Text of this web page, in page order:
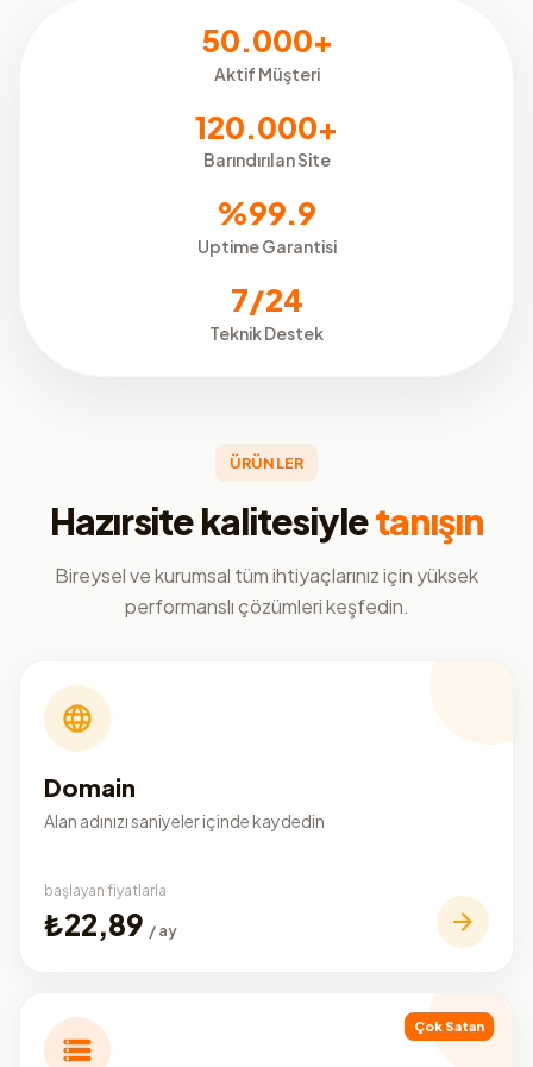
50.000+
Aktif Müşteri
120.000+
Barındırılan Site
%99.9
Uptime Garantisi
7/24
Teknik Destek
ÜRÜNLER
Hazırsite kalitesiyletanışın
Bireysel ve kurumsal tüm ihtiyaçlarınız için yüksek
performanslı çözümleri keşfedin.
Domain
Alan adınızı saniyeler içinde kaydedin
başlayan fiyatlarla
₺22,89 / ay
Çok Satan